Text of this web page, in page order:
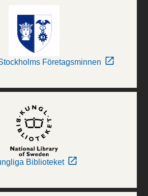
Företagsminnen
Biblioteket